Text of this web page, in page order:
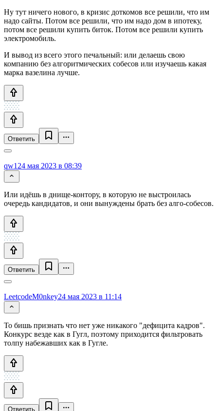
Ну тут ничего нового, в кризис доткомов все решили, что им
надо сайты. Потом все решили, что им надо дом в ипотеку,
потом все решили купить биток. Потом все решили купить
электромобиль.
И вывод из всего этого печальный: или делаешь свою
компанию без алгоритмических собесов или изучаешь какая
марка вазелина лучше.
Ответить
qw1 24 мая 2023 в 08:39
Или идёшь в днище-контору, в которую не выстроилась
очередь кандидатов, и они вынуждены брать без алго-собесов.
Ответить
LeetcodeM0nkey24 мая 2023 в 11:14
То бишь признать что нет уже никакого "дефицита кадров".
Конкурс везде как в Гугл, поэтому приходится фильтровать
толпу набежавших как в Гугле.
Ответить